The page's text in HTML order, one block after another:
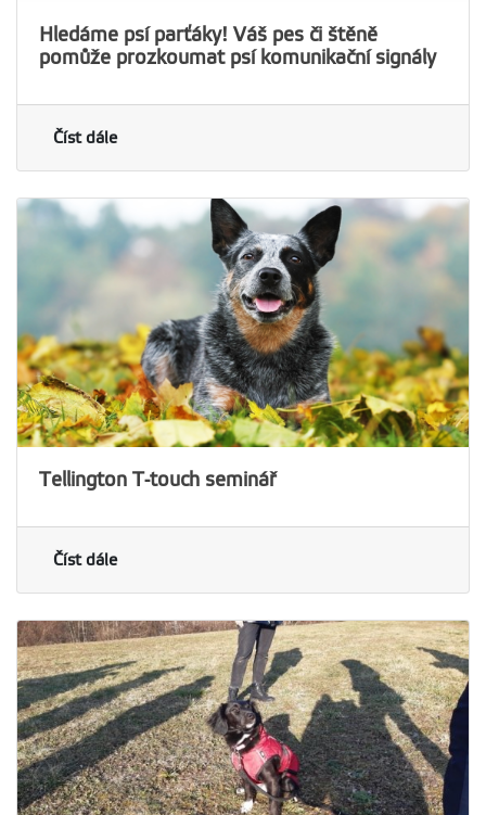
Hledáme psí parťáky! Váš pes či štěně
pomůže prozkoumat psí komunikační signály
Číst dále
Tellington T-touch seminář
Číst dále